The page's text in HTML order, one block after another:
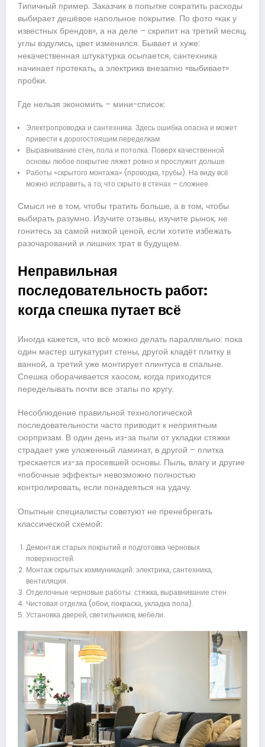
Типичный пример. Заказчик в попытке сократить расходы
выбирает дешёвое напольное покрытие. По фото «как у
известных брендов», а на деле – скрипит на третий месяц,
углы вздулись, цвет изменился. Бывает и хуже:
некачественная штукатурка осыпается, сантехника
начинает протекать, а электрика внезапно «выбивает»
пробки.
Где нельзя экономить – мини-список:
Электропроводка и сантехника. Здесь ошибка опасна и может
привести к дорогостоящим переделкам.
Выравнивание стен, пола и потолка. Поверх качественной
основы любое покрытие ляжет ровно и прослужит дольше.
Работы «скрытого монтажа» (проводка, трубы). На виду всё
можно исправить, а то, что скрыто в стенах – сложнее.
Смысл не в том, чтобы тратить больше, а в том, чтобы
выбирать разумно. Изучите отзывы, изучите рынок, не
гонитесь за самой низкой ценой, если хотите избежать
разочарований и лишних трат в будущем.
Неправильная
последовательность работ:
когда спешка путает всё
Иногда кажется, что всё можно делать параллельно: пока
один мастер штукатурит стены, другой кладёт плитку в
ванной, а третий уже монтирует плинтуса в спальне.
Спешка оборачивается хаосом, когда приходится
переделывать почти все этапы по кругу.
Несоблюдение правильной технологической
последовательности часто приводит к неприятным
сюрпризам. В один день из-за пыли от укладки стяжки
страдает уже уложенный ламинат, в другой – плитка
трескается из-за просевшей основы. Пыль, влагу и другие
«побочные эффекты» невозможно полностью
контролировать, если понадеяться на удачу.
Опытные специалисты советуют не пренебрегать
классической схемой:
Демонтаж старых покрытий и подготовка черновых
поверхностей.
Монтаж скрытых коммуникаций: электрика, сантехника,
вентиляция.
Отделочные черновые работы: стяжка, выравнивание стен.
Чистовая отделка (обои, покраска, укладка пола).
Установка дверей, светильников, мебели.